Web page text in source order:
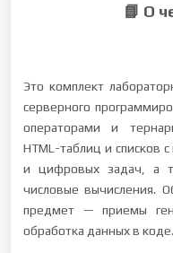
📘 О
Это комплект
серверного
операторами и
HTML-таблиц и списков
и цифровых задач, а
числовые вычисления.
предмет — приемы
обработка данных в коде.